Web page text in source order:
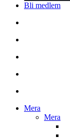
Bli medlem
Mera
Mera